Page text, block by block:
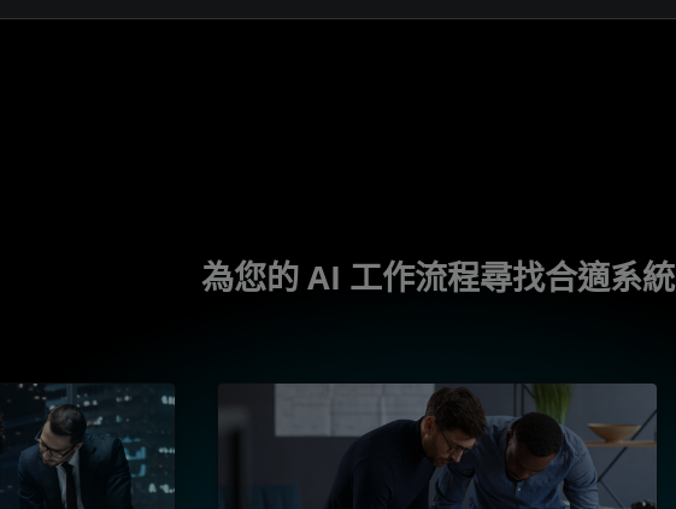
為您的 AI 工作流程尋找合適系統